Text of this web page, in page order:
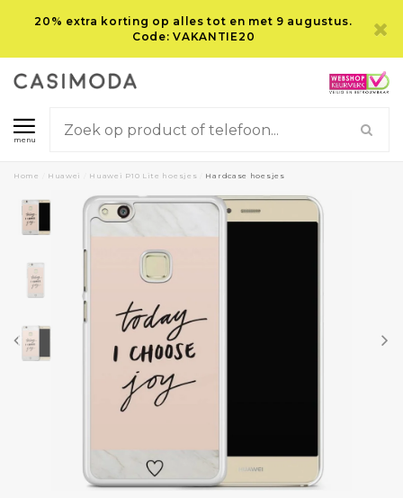
20% extra korting op alles tot en met 9 augustus.
Code: VAKANTIE20
menu
Home Huawei Huawei P10 Lite hoesjes Hardcase hoesjes